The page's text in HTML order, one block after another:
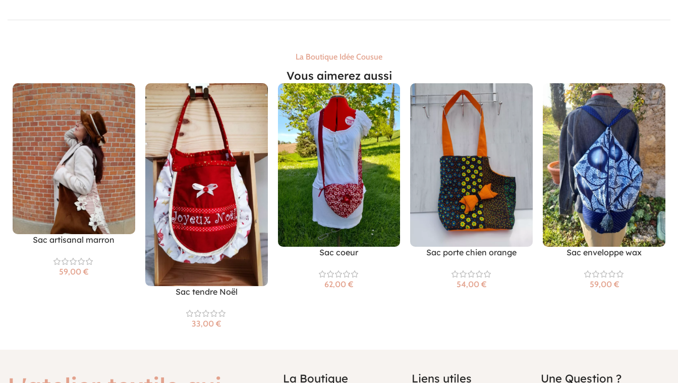
La Boutique Idée Cousue
Vous aimerez aussi
Sac artisanal marron
€
Sac tendre Noël
€
Sac coeur
€
Sac porte chien orange
€
Sac enveloppe wax
€
La Boutique Liens utiles Une Question ?